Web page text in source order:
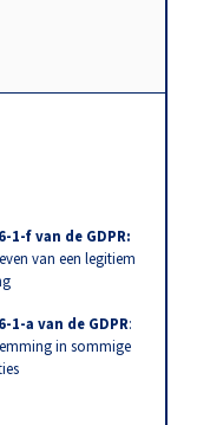
1-f van de GDPR:
van een legitiem
1-a van de GDPR:
in sommige